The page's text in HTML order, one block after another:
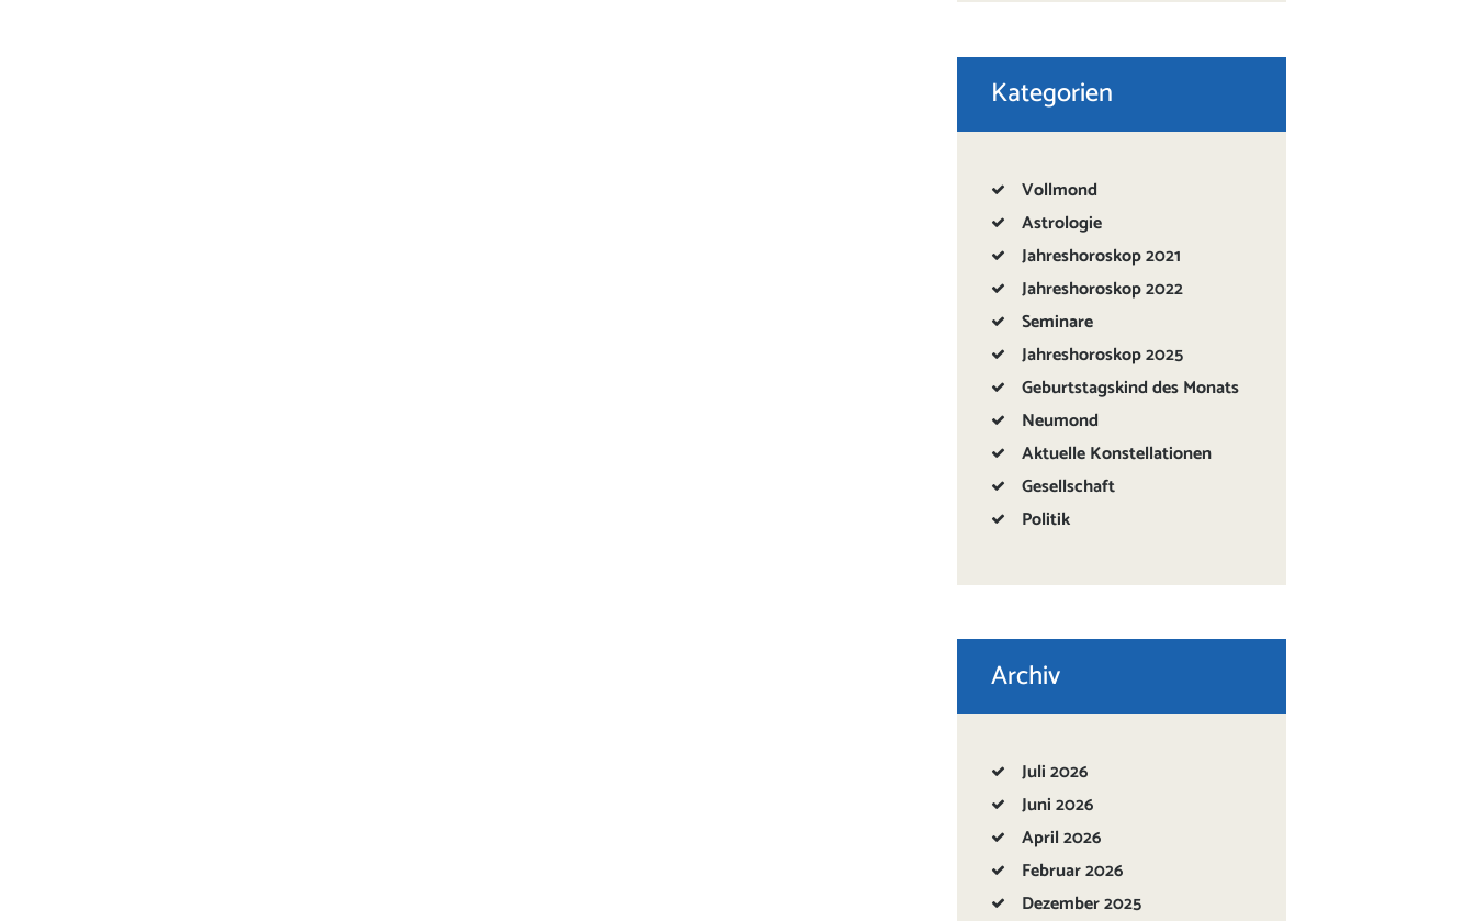
Kategorien
Vollmond
Astrologie
Jahreshoroskop 2021
Jahreshoroskop 2022
Seminare
Jahreshoroskop 2025
Geburtstagskind des Monats
Neumond
Aktuelle Konstellationen
Gesellschaft
Politik
Archiv
Juli2026
Juni2026
April2026
Februar2026
Dezember2025